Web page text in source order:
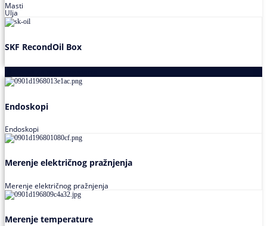
Masti
Ulja
SKF RecondOil Box
Endoskopi
Endoskopi
Merenje električnog pražnjenja
Merenje električnog pražnjenja
Merenje temperature